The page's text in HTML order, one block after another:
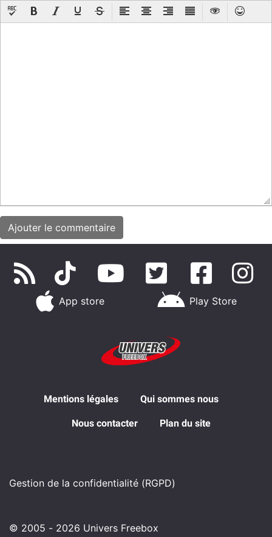
App store Play Store
Mentions légales Qui sommes nous
Nous contacter Plan du site
Gestion de la confidentialité (RGPD)
© 2005 - 2026 Univers Freebox